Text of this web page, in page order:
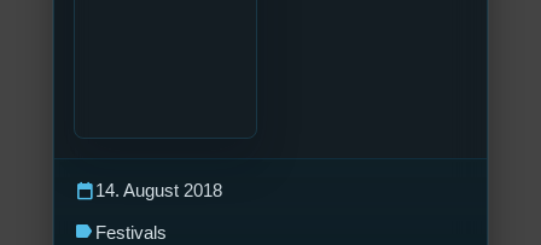
calendar_today14. August 2018
label Festivals